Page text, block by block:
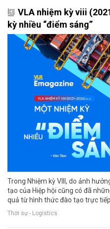
VLA nhiệm kỳ viii
kỳ nhiều “điểm sáng”
Trong Nhiệm kỳ VIII, do ảnh
tạo của Hiệp hội cũng có đã
quả từ hình thức đào tạo trực
Thời sự - Logistics